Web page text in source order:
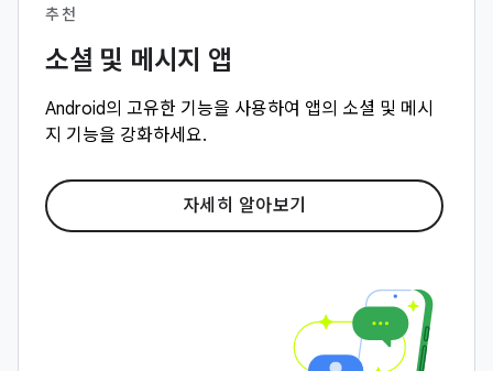
추천
소셜 및 메시지 앱
Android의 고유한 기능을 사용하여 앱의 소셜 및 메시
지 기능을 강화하세요.
자세히 알아보기